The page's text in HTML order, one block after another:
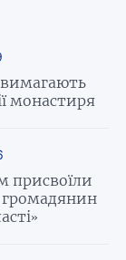
монастиря
присвоїли